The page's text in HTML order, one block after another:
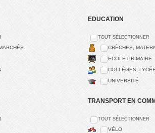
EDUCATION
TOUT SÉLECTIONNER
CRÈCHES,
ECOLE PRIMAIRE
COLLÈGES,
UNIVERSITÉ
TRANSPORT EN
TOUT SÉLECTIONNER
VÉLO